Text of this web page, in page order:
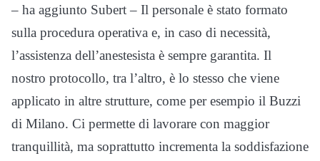
– ha aggiunto Subert – Il personale è stato formato
sulla procedura operativa e, in caso di necessità,
l’assistenza dell’anestesista è sempre garantita. Il
nostro protocollo, tra l’altro, è lo stesso che viene
applicato in altre strutture, come per esempio il Buzzi
di Milano. Ci permette di lavorare con maggior
tranquillità, ma soprattutto incrementa la soddisfazione